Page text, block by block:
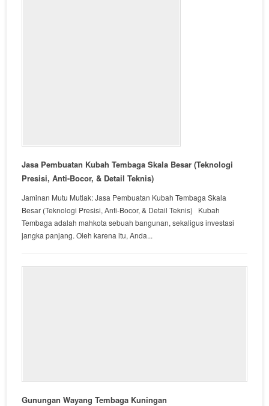
Jasa Pembuatan Kubah Tembaga Skala Besar (Teknologi
Presisi, Anti-Bocor, & Detail Teknis)
Jaminan Mutu Mutlak: Jasa Pembuatan Kubah Tembaga Skala
Besar (Teknologi Presisi, Anti-Bocor, & Detail Teknis) Kubah
Tembaga adalah mahkota sebuah bangunan, sekaligus investasi
jangka panjang. Oleh karena itu, Anda...
Gunungan Wayang Tembaga Kuningan